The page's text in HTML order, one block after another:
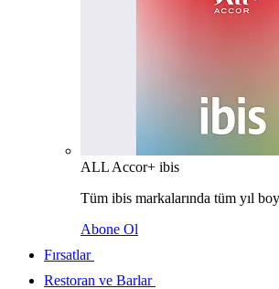
ALL Accor+ ibis
Tüm ibis markalarında tüm yıl
Abone Ol
Fırsatlar
Restoran ve Barlar